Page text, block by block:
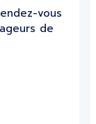
vous
de